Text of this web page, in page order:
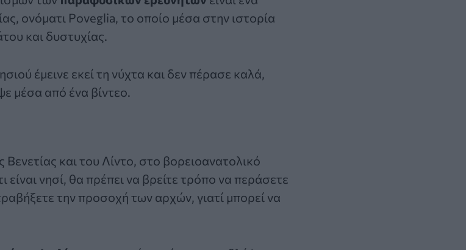
ονόματι Poveglia, το οποίο μέσα στην ιστορία
και δυστυχίας.
έμεινε εκεί τη νύχτα και δεν πέρασε καλά,
μέσα από ένα βίντεο.
και του Λίντο, στο βορειοανατολικό
είναι νησί, θα πρέπει να βρείτε τρόπο να περάσετε
την προσοχή των αρχών, γιατί μπορεί να